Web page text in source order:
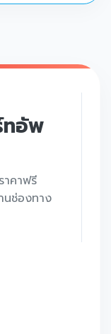
ทอัพ
าคาฟรี
นช่องทาง